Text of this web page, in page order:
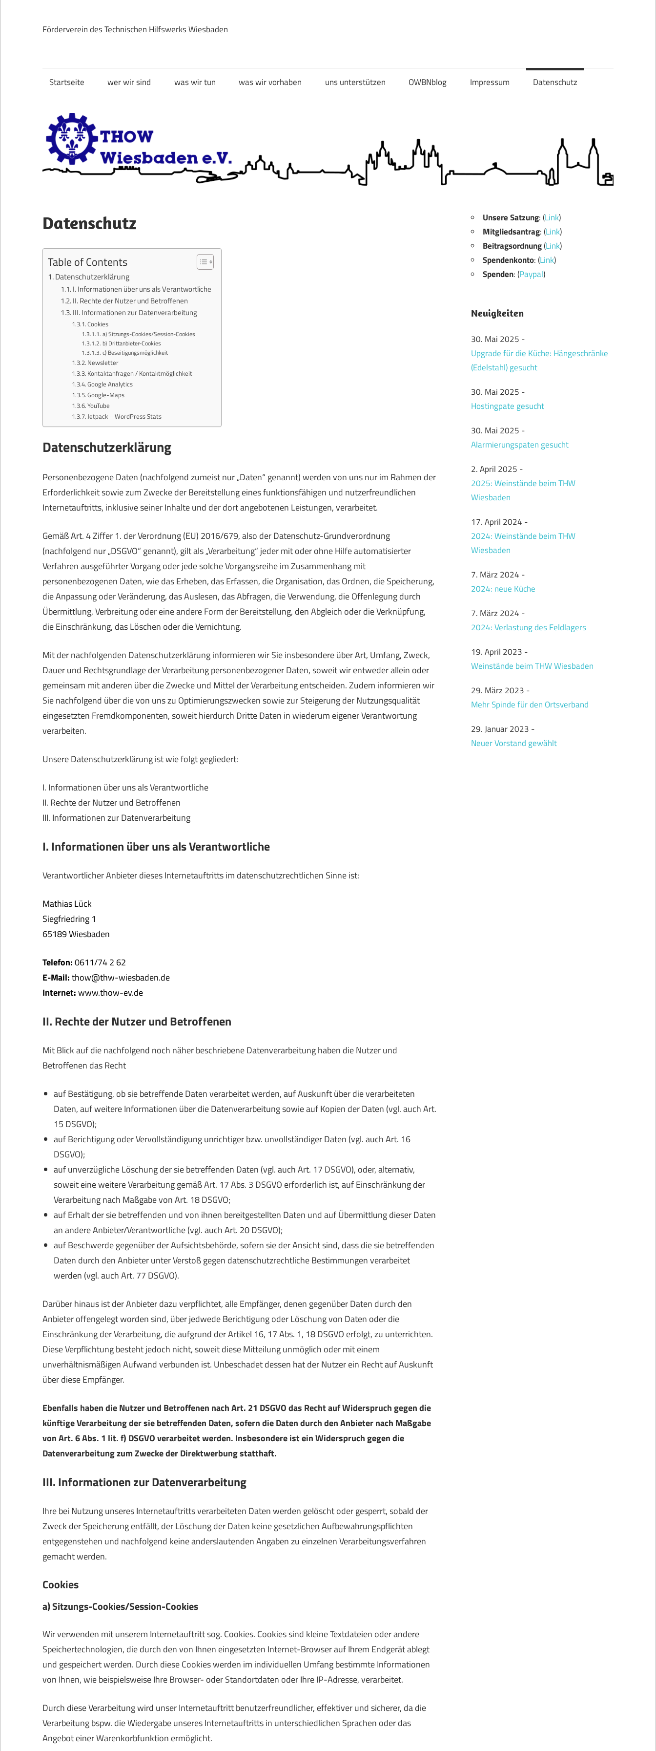
springen
Wiesbaden
Förderverein des Technischen Hilfswerks Wiesbaden
Startseite wer wir sind was wir tun was wir vorhaben uns unterstützen OWBNblog Impressum Datenschutz
Datenschutz
Table of Contents
Datenschutzerklärung
I. Informationen über uns als Verantwortliche
II. Rechte der Nutzer und Betroffenen
III. Informationen zur Datenverarbeitung
Cookies
a) Sitzungs-Cookies/Session-Cookies
b) Drittanbieter-Cookies
c) Beseitigungsmöglichkeit
Newsletter
Kontaktanfragen / Kontaktmöglichkeit
Google Analytics
Google-Maps
YouTube
Jetpack – WordPress Stats
Datenschutzerklärung
Personenbezogene Daten (nachfolgend zumeist nur „Daten“ genannt) werden von uns nur im Rahmen der
Erforderlichkeit sowie zum Zwecke der Bereitstellung eines funktionsfähigen und nutzerfreundlichen
Internetauftritts, inklusive seiner Inhalte und der dort angebotenen Leistungen, verarbeitet.
Gemäß Art. 4 Ziffer 1. der Verordnung (EU) 2016/679, also der Datenschutz-Grundverordnung
(nachfolgend nur „DSGVO“ genannt), gilt als „Verarbeitung“ jeder mit oder ohne Hilfe automatisierter
Verfahren ausgeführter Vorgang oder jede solche Vorgangsreihe im Zusammenhang mit
personenbezogenen Daten, wie das Erheben, das Erfassen, die Organisation, das Ordnen, die Speicherung,
die Anpassung oder Veränderung, das Auslesen, das Abfragen, die Verwendung, die Offenlegung durch
Übermittlung, Verbreitung oder eine andere Form der Bereitstellung, den Abgleich oder die Verknüpfung,
die Einschränkung, das Löschen oder die Vernichtung.
Mit der nachfolgenden Datenschutzerklärung informieren wir Sie insbesondere über Art, Umfang, Zweck,
Dauer und Rechtsgrundlage der Verarbeitung personenbezogener Daten, soweit wir entweder allein oder
gemeinsam mit anderen über die Zwecke und Mittel der Verarbeitung entscheiden. Zudem informieren wir
Sie nachfolgend über die von uns zu Optimierungszwecken sowie zur Steigerung der Nutzungsqualität
eingesetzten Fremdkomponenten, soweit hierdurch Dritte Daten in wiederum eigener Verantwortung
verarbeiten.
Unsere Datenschutzerklärung ist wie folgt gegliedert:
I. Informationen über uns als Verantwortliche
II. Rechte der Nutzer und Betroffenen
III. Informationen zur Datenverarbeitung
I. Informationen über uns als Verantwortliche
Verantwortlicher Anbieter dieses Internetauftritts im datenschutzrechtlichen Sinne ist:
Mathias Lück
Siegfriedring 1
65189 Wiesbaden
Telefon:0611/74 2 62
E-Mail:thow@thw-wiesbaden.de
Internet:www.thow-ev.de
II. Rechte der Nutzer und Betroffenen
Mit Blick auf die nachfolgend noch näher beschriebene Datenverarbeitung haben die Nutzer und
Betroffenen das Recht
auf Bestätigung, ob sie betreffende Daten verarbeitet werden, auf Auskunft über die verarbeiteten
Daten, auf weitere Informationen über die Datenverarbeitung sowie auf Kopien der Daten (vgl. auch Art.
15 DSGVO);
auf Berichtigung oder Vervollständigung unrichtiger bzw. unvollständiger Daten (vgl. auch Art. 16
DSGVO);
auf unverzügliche Löschung der sie betreffenden Daten (vgl. auch Art. 17 DSGVO), oder, alternativ,
soweit eine weitere Verarbeitung gemäß Art. 17 Abs. 3 DSGVO erforderlich ist, auf Einschränkung der
Verarbeitung nach Maßgabe von Art. 18 DSGVO;
auf Erhalt der sie betreffenden und von ihnen bereitgestellten Daten und auf Übermittlung dieser Daten
an andere Anbieter/Verantwortliche (vgl. auch Art. 20 DSGVO);
auf Beschwerde gegenüber der Aufsichtsbehörde, sofern sie der Ansicht sind, dass die sie betreffenden
Daten durch den Anbieter unter Verstoß gegen datenschutzrechtliche Bestimmungen verarbeitet
werden (vgl. auch Art. 77 DSGVO).
Darüber hinaus ist der Anbieter dazu verpflichtet, alle Empfänger, denen gegenüber Daten durch den
Anbieter offengelegt worden sind, über jedwede Berichtigung oder Löschung von Daten oder die
Einschränkung der Verarbeitung, die aufgrund der Artikel 16, 17 Abs. 1, 18 DSGVO erfolgt, zu unterrichten.
Diese Verpflichtung besteht jedoch nicht, soweit diese Mitteilung unmöglich oder mit einem
unverhältnismäßigen Aufwand verbunden ist. Unbeschadet dessen hat der Nutzer ein Recht auf Auskunft
über diese Empfänger.
Ebenfalls haben die Nutzer und Betroffenen nach Art. 21 DSGVO das Recht auf Widerspruch gegen die
künftige Verarbeitung der sie betreffenden Daten, sofern die Daten durch den Anbieter nach Maßgabe
von Art. 6 Abs. 1 lit. f) DSGVO verarbeitet werden. Insbesondere ist ein Widerspruch gegen die
Datenverarbeitung zum Zwecke der Direktwerbung statthaft.
III. Informationen zur Datenverarbeitung
Ihre bei Nutzung unseres Internetauftritts verarbeiteten Daten werden gelöscht oder gesperrt, sobald der
Zweck der Speicherung entfällt, der Löschung der Daten keine gesetzlichen Aufbewahrungspflichten
entgegenstehen und nachfolgend keine anderslautenden Angaben zu einzelnen Verarbeitungsverfahren
gemacht werden.
Cookies
a) Sitzungs-Cookies/Session-Cookies
Wir verwenden mit unserem Internetauftritt sog. Cookies. Cookies sind kleine Textdateien oder andere
Speichertechnologien, die durch den von Ihnen eingesetzten Internet-Browser auf Ihrem Endgerät ablegt
und gespeichert werden. Durch diese Cookies werden im individuellen Umfang bestimmte Informationen
von Ihnen, wie beispielsweise Ihre Browser- oder Standortdaten oder Ihre IP-Adresse, verarbeitet.
Durch diese Verarbeitung wird unser Internetauftritt benutzerfreundlicher, effektiver und sicherer, da die
Verarbeitung bspw. die Wiedergabe unseres Internetauftritts in unterschiedlichen Sprachen oder das
Angebot einer Warenkorbfunktion ermöglicht.
Unsere Satzung: (Link)
Mitgliedsantrag: (Link)
Beitragsordnung(Link)
Spendenkonto: (Link)
Spenden: (Paypal)
Neuigkeiten
30. Mai 2025 -
Upgrade für die Küche: Hängeschränke
(Edelstahl) gesucht
30. Mai 2025 -
Hostingpate gesucht
30. Mai 2025 -
Alarmierungspaten gesucht
2. April 2025 -
2025: Weinstände beim THW
Wiesbaden
17. April 2024 -
2024: Weinstände beim THW
Wiesbaden
7. März 2024 -
2024: neue Küche
7. März 2024 -
2024: Verlastung des Feldlagers
19. April 2023 -
Weinstände beim THW Wiesbaden
29. März 2023 -
Mehr Spinde für den Ortsverband
29. Januar 2023 -
Neuer Vorstand gewählt